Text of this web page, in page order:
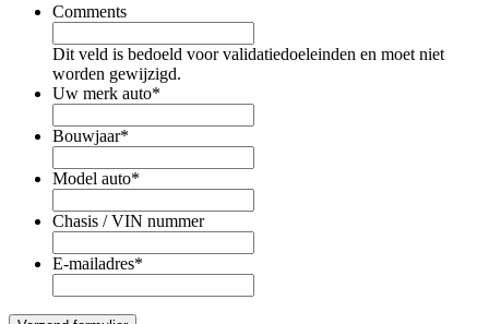
Comments
Dit veld is bedoeld voor validatiedoeleinden en moet niet
worden gewijzigd.
Uw merk auto*
Bouwjaar*
Model auto*
Chasis / VIN nummer
E-mailadres*